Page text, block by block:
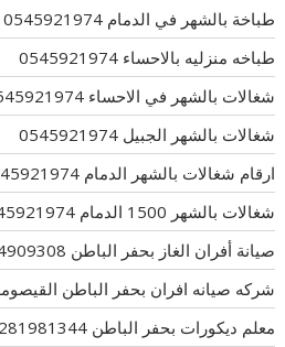
طباخة بالشهر في الدمام 0545921974
طباخه منزليه بالاحساء 0545921974
شغالات بالشهر في الاحساء 0545921974
شغالات بالشهر الجبيل 0545921974
ارقام شغالات بالشهر الدمام 0545921974
شغالات بالشهر 1500 الدمام 0545921974
صيانة أفران الغاز بحفر الباطن 0544909308
شركه صيانه افران بحفر الباطن القيصومه
معلم ديكورات بحفر الباطن 00201281981344